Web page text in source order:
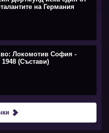
на Германия
Локомотив София -
(Състави)